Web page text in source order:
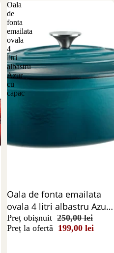
Oala
de
fonta
emailata
ovala
4
litri
albastru
Azur
cu
capac
Reducere 20%
Oala de fonta emailata
ovala 4 litri albastru Azur
cu capac
Preț obișnuit 250,00 lei
Preț la ofertă 199,00 lei